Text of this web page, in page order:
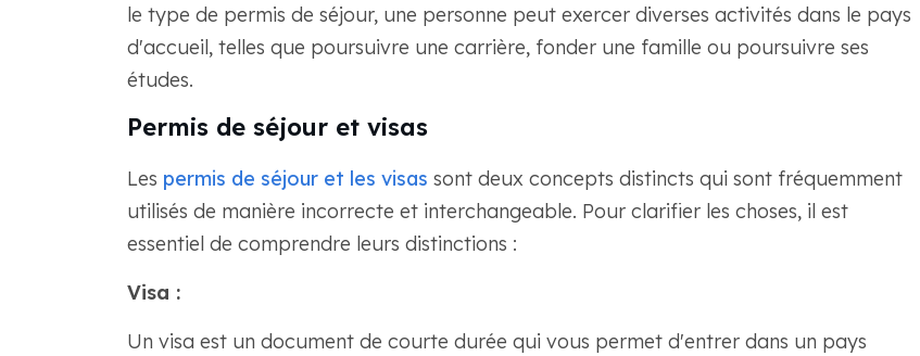
le type de permis de séjour, une personne peut exercer diverses activités dans le pays
d'accueil, telles que poursuivre une carrière, fonder une famille ou poursuivre ses
études.
Permis de séjour et visas
Les permis de séjour et les visas sont deux concepts distincts qui sont fréquemment
utilisés de manière incorrecte et interchangeable. Pour clarifier les choses, il est
essentiel de comprendre leurs distinctions :
Visa :
Un visa est un document de courte durée qui vous permet d'entrer dans un pays